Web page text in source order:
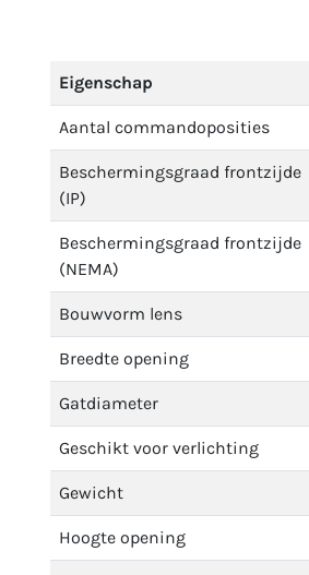
Eigenschap
Aantal commandoposities
Beschermingsgraad frontzijde
(IP)
Beschermingsgraad frontzijde
(NEMA)
Bouwvorm lens
Breedte opening
Gatdiameter
Geschikt voor verlichting
Gewicht
Hoogte opening